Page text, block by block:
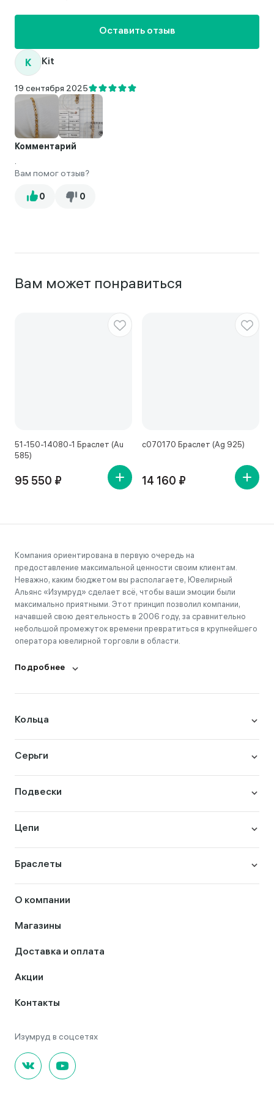
K Kit
19 сентября 2025
Комментарий
.
Вам помог отзыв?
Оставить отзыв
Вам может понравиться
51-150-14080-1 Браслет (Au
585)
95 550 ₽
с070170 Браслет (Ag 925)
14 160 ₽
Компания ориентирована в первую очередь на
предоставление максимальной ценности своим клиентам.
Неважно, каким бюджетом вы располагаете, Ювелирный
Альянс «Изумруд» сделает всё, чтобы ваши эмоции были
максимально приятными. Этот принцип позволил компании,
начавшей свою деятельность в 2006 году, за сравнительно
небольшой промежуток времени превратиться в крупнейшего
оператора ювелирной торговли в области.
Подробнее
Кольца
Серьги
Подвески
Цепи
Браслеты
О компании
Магазины
Доставка и оплата
Акции
Контакты